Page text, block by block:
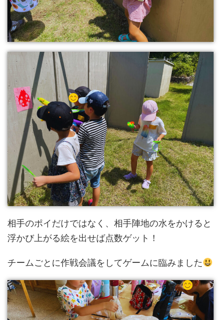
相手のポイだけではなく、相手陣地の水をかけると
浮かび上がる絵を出せば点数ゲット！
チームごとに作戦会議をしてゲームに臨みました